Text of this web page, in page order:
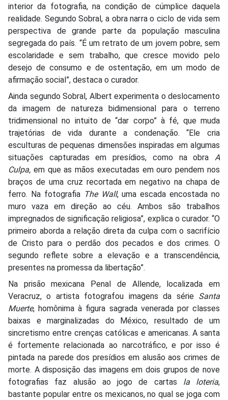
interior da fotografia, na condição de cúmplice daquela
realidade. Segundo Sobral, a obra narra o ciclo de vida sem
perspectiva de grande parte da população masculina
segregada do país. “É um retrato de um jovem pobre, sem
escolaridade e sem trabalho, que cresce movido pelo
desejo de consumo e de ostentação, em um modo de
afirmação social”, destaca o curador.
Ainda segundo Sobral, Albert experimenta o deslocamento
da imagem de natureza bidimensional para o terreno
tridimensional no intuito de “dar corpo” à fé, que muda
trajetórias de vida durante a condenação. “Ele cria
esculturas de pequenas dimensões inspiradas em algumas
situações capturadas em presídios, como na obra A
Culpa, em que as mãos executadas em ouro pendem nos
braços de uma cruz recortada em negativo na chapa de
ferro. Na fotografia The Wall, uma escada encostada no
muro vaza em direção ao céu. Ambos são trabalhos
impregnados de significação religiosa”, explica o curador. “O
primeiro aborda a relação direta da culpa com o sacrifício
de Cristo para o perdão dos pecados e dos crimes. O
segundo reflete sobre a elevação e a transcendência,
presentes na promessa da libertação”.
Na prisão mexicana Penal de Allende, localizada em
Veracruz, o artista fotografou imagens da série Santa
Muerte, homônima à figura sagrada venerada por classes
baixas e marginalizadas do México, resultado de um
sincretismo entre crenças católicas e americanas. A santa
é fortemente relacionada ao narcotráfico, e por isso é
pintada na parede dos presídios em alusão aos crimes de
morte. A disposição das imagens em dois grupos de nove
fotografias faz alusão ao jogo de cartas la loteria,
bastante popular entre os mexicanos, no qual se joga com